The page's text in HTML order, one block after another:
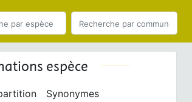
espèce
Synonymes